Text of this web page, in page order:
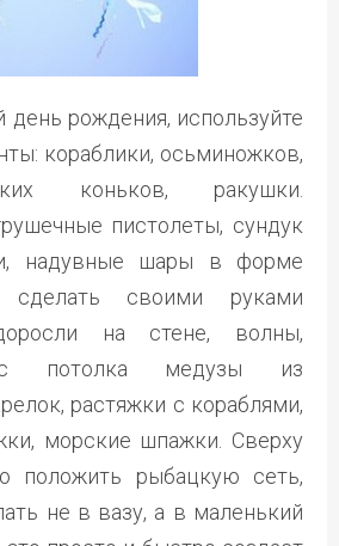
день рождения, используйте
кораблики, осьминожков,
коньков, ракушки.
пистолеты, сундук
надувные шары в форме
своими руками
на стене, волны,
потолка медузы из
растяжки с кораблями,
морские шпажки. Сверху
положить рыбацкую сеть,
не в вазу, а в маленький